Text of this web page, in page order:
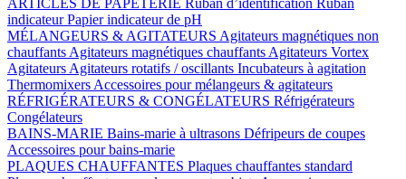
ARTICLES DE PAPETERIE Ruban d’identification Ruban
indicateurPapier indicateur de pH
MÉLANGEURS & AGITATEURS Agitateurs magnétiques non
chauffants Agitateurs magnétiques chauffants Agitateurs Vortex
Agitateurs Agitateurs rotatifs / oscillants Incubateurs à agitation
Thermomixers Accessoires pour mélangeurs & agitateurs
RÉFRIGÉRATEURS & CONGÉLATEURS Réfrigérateurs
Congélateurs
BAINS-MARIE Bains-marie à ultrasons Défripeurs de coupes
Accessoires pour bains-marie
PLAQUES CHAUFFANTES Plaques chauffantes standard